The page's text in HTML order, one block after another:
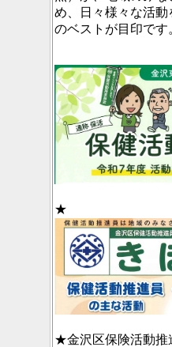
め、日々様々な活
のベストが目印です
★
★金沢区保険活動推